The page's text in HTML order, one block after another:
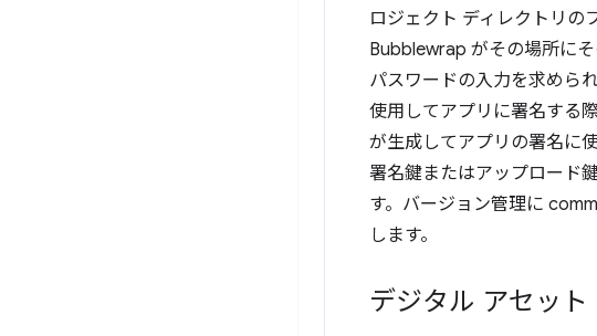
ロジェクト ディレクトリの
Bubblewrap がその場所に
パスワードの入力を求めら
使用してアプリに署名する
が生成してアプリの署名に
署名鍵またはアップロード
す。バージョン管理に
します。
デジタル アセッ